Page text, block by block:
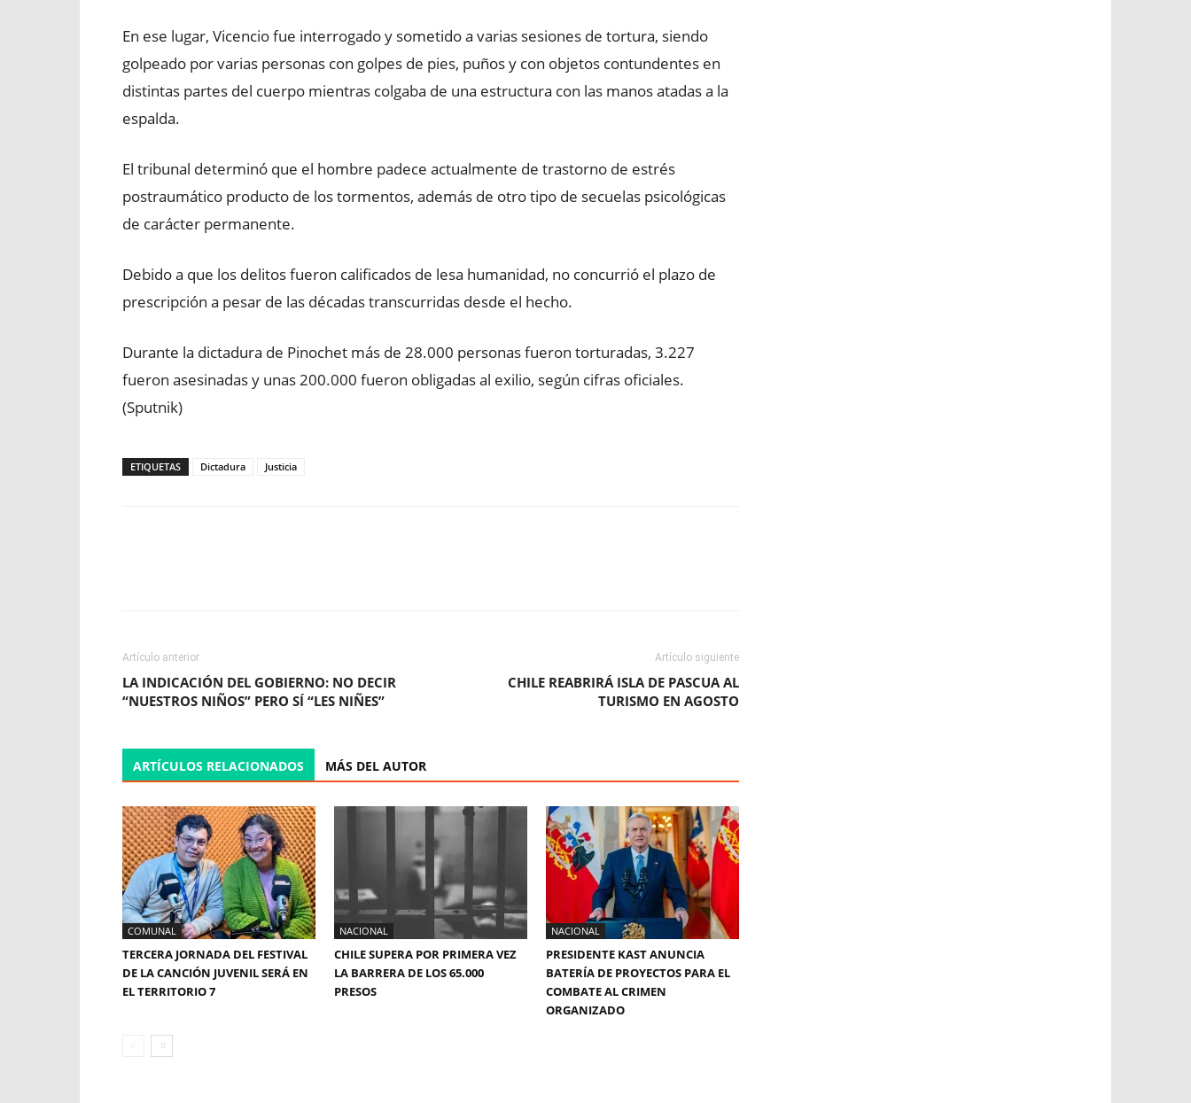
En ese lugar, Vicencio fue interrogado y sometido a varias sesiones de tortura, siendo
golpeado por varias personas con golpes de pies, puños y con objetos contundentes en
distintas partes del cuerpo mientras colgaba de una estructura con las manos atadas a la
espalda.
El tribunal determinó que el hombre padece actualmente de trastorno de estrés
postraumático producto de los tormentos, además de otro tipo de secuelas psicológicas
de carácter permanente.
Debido a que los delitos fueron calificados de lesa humanidad, no concurrió el plazo de
prescripción a pesar de las décadas transcurridas desde el hecho.
Durante la dictadura de Pinochet más de 28.000 personas fueron torturadas, 3.227
fueron asesinadas y unas 200.000 fueron obligadas al exilio, según cifras oficiales.
(Sputnik)
ETIQUETAS Dictadura Justicia
Artículo anterior
LA INDICACIÓN DEL GOBIERNO: NO DECIR
“NUESTROS NIÑOS” PERO SÍ “LES NIÑES”
Artículo siguiente
CHILE REABRIRÁ ISLA DE PASCUA AL
TURISMO EN AGOSTO
ARTÍCULOS RELACIONADOS MÁS DEL AUTOR
COMUNAL
TERCERA JORNADA DEL FESTIVAL
DE LA CANCIÓN JUVENIL SERÁ EN
EL TERRITORIO 7
NACIONAL
CHILE SUPERA POR PRIMERA VEZ
LA BARRERA DE LOS 65.000
PRESOS
NACIONAL
PRESIDENTE KAST ANUNCIA
BATERÍA DE PROYECTOS PARA EL
COMBATE AL CRIMEN
ORGANIZADO